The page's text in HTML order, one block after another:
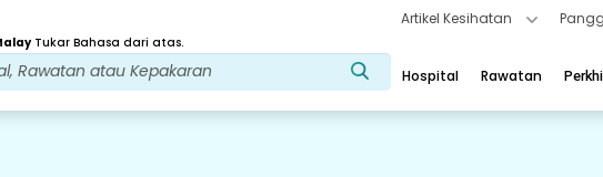
Artikel Kesihatan
Tukar Bahasa dari atas.
Hospital Rawatan